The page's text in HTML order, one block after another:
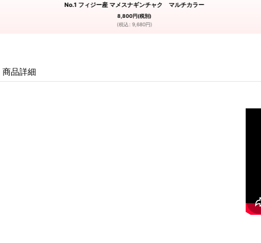
No.1 フィジー産 マメスナギンチャク マルチカラー
8,800円(税別)
(税込: 9,680円)
商品詳細